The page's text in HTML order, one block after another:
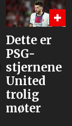
Dette er
PSG-
stjernene
United
trolig
møter